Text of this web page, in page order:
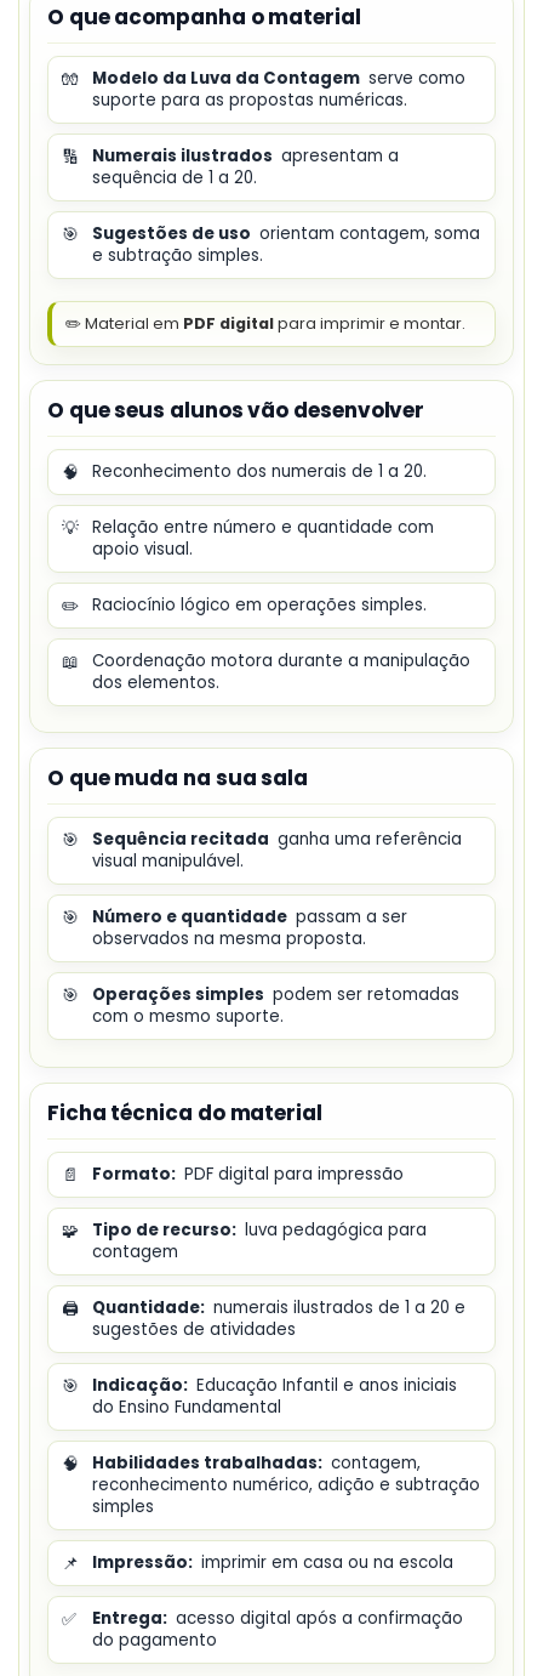
O que acompanha o material
🧤 Modelo da Luva da Contagem serve como
suporte para as propostas numéricas.
🔢 Numerais ilustrados apresentam a
sequência de 1 a 20.
🎯 Sugestões de uso orientam contagem, soma
e subtração simples.
✏️ Material em PDF digitalpara imprimir e montar.
O que seus alunos vão desenvolver
🧠 Reconhecimento dos numerais de 1 a 20.
💡 Relação entre número e quantidade com
apoio visual.
✏️ Raciocínio lógico em operações simples.
📖
Coordenação motora durante a manipulação
dos elementos.
O que muda na sua sala
🎯 Sequência recitada ganha uma referência
visual manipulável.
🎯 Número e quantidade passam a ser
observados na mesma proposta.
🎯 Operações simples podem ser retomadas
com o mesmo suporte.
Ficha técnica do material
📄 Formato: PDF digital para impressão
🧩 Tipo de recurso: luva pedagógica para
contagem
🖨️ Quantidade: numerais ilustrados de 1 a 20 e
sugestões de atividades
🎯 Indicação: Educação Infantil e anos iniciais
do Ensino Fundamental
🧠 Habilidades trabalhadas: contagem,
reconhecimento numérico, adição e subtração
simples
📌 Impressão: imprimir em casa ou na escola
✅ Entrega: acesso digital após a confirmação
do pagamento